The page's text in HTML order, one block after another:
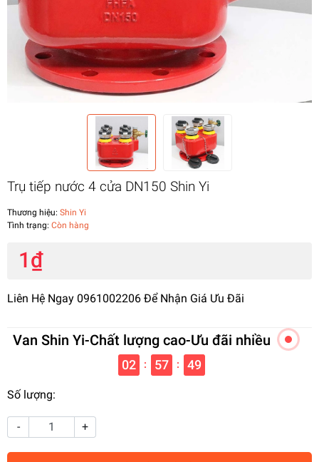
Trụ tiếp nước 4 cửa DN150 Shin Yi
Thương hiệu: Shin Yi
Tình trạng: Còn hàng
1₫
Liên Hệ Ngay 0961002206 Để Nhận Giá Ưu Đãi
Van Shin Yi-Chất lượng cao-Ưu đãi nhiều
02 : 57 : 49
Số lượng:
- +